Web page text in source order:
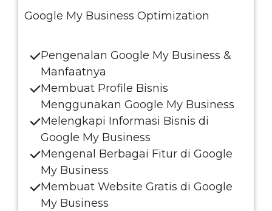
Google My Business Optimization
Pengenalan Google My Business &
Manfaatnya
Membuat Profile Bisnis
Menggunakan Google My Business
Melengkapi Informasi Bisnis di
Google My Business
Mengenal Berbagai Fitur di Google
My Business
Membuat Website Gratis di Google
My Business